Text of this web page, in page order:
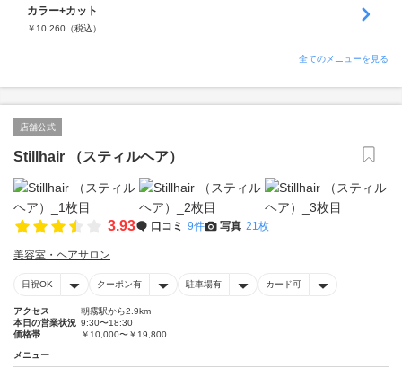
カラー+カット
￥ 10,260 （税込）
全てのメニューを見る
店舗公式
Stillhair （スティルヘア）
3.93 口コミ 9件 写真 21枚
美容室・ヘアサロン
日祝OK クーポン有 駐車場有 カード可
アクセス
朝霧駅から2.9km
本日の営業状況 9:30〜18:30
価格帯
￥10,000〜￥19,800
メニュー